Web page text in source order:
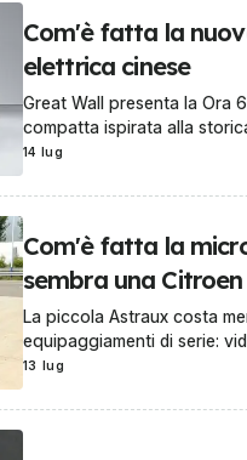
Com'è fatta la
elettrica cinese
Great Wall presenta la Ora
compatta ispirata alla
14 lug
Com'è fatta la
sembra una
La piccola Astraux costa
equipaggiamenti di serie:
13 lug